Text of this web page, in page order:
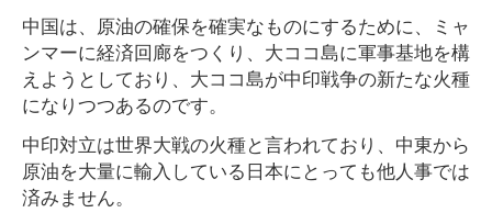
中国は、原油の確保を確実なものにするために、ミャ
ンマーに経済回廊をつくり、大ココ島に軍事基地を構
えようとしており、大ココ島が中印戦争の新たな火種
になりつつあるのです。
中印対立は世界大戦の火種と言われており、中東から
原油を大量に輸入している日本にとっても他人事では
済みません。